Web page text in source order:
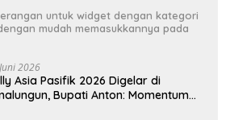
untuk widget dengan kategori
mudah memasukkannya pada
2026
Asia Pasifik 2026 Digelar di
Bupati Anton: Momentum